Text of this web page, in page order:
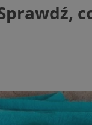
ze strony